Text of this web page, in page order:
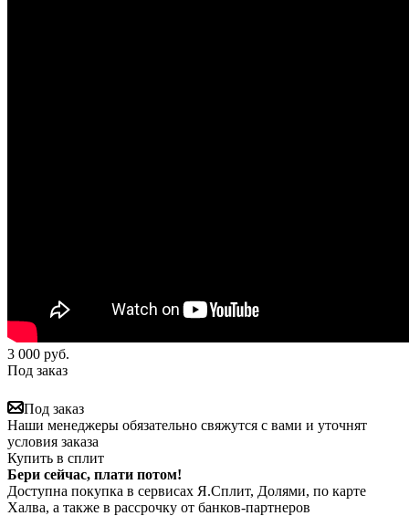
3 000 руб.
Под заказ
Под заказ
Наши менеджеры обязательно свяжутся с вами и уточнят
условия заказа
Купить в сплит
Бери сейчас, плати потом!
Доступна покупка в сервисах Я.Сплит, Долями, по карте
Халва, а также в рассрочку от банков-партнеров